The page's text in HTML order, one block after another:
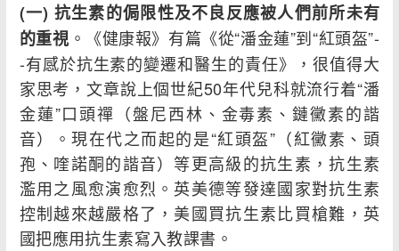
(一) 抗生素的侷限性及不良反應被人們前所未有
的重視。《健康報》有篇《從“潘金蓮”到“紅頭盔”-
-有感於抗生素的變遷和醫生的責任》，很值得大
家思考，文章說上個世紀50年代兒科就流行着“潘
金蓮”口頭禪（盤尼西林、金毒素、鏈黴素的諧
音）。現在代之而起的是“紅頭盔”（紅黴素、頭
孢、喹諾酮的諧音）等更高級的抗生素，抗生素
濫用之風愈演愈烈。英美德等發達國家對抗生素
控制越來越嚴格了，美國買抗生素比買槍難，英
國把應用抗生素寫入教課書。